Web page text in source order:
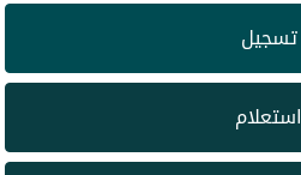
تسجيل
استعلام